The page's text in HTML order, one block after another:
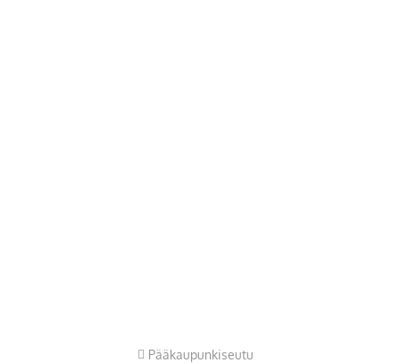
Pääkaupunkiseutu